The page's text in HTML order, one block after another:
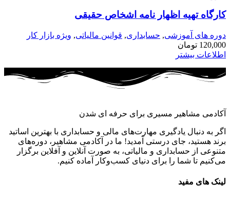
کارگاه تهیه اظهار نامه اشخاص حقیقی
دوره های آموزشی, حسابداری, قوانین مالیاتی, ویژه بازار کار
120,000 تومان
اطلاعات بیشتر
آکادمی مشاهیر مسیری برای حرفه ای شدن
اگر به دنبال یادگیری مهارت‌های مالی و حسابداری با بهترین اساتید
برند هستید، جای درستی آمدید! ما در آکادمی مشاهیر، دوره‌های
متنوعی از حسابداری و مالیاتی، به صورت آنلاین و آفلاین برگزار
می‌کنیم تا شما را برای دنیای کسب‌وکار آماده کنیم.
لینک های مفید